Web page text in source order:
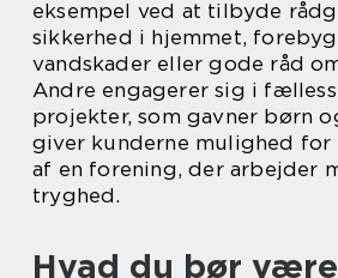
eksempel ved at tilbyde
sikkerhed i hjemmet,
vandskader eller gode råd
Andre engagerer sig i
projekter, som gavner børn
giver kunderne mulighed for
af en forening, der arbejder
tryghed.
Hvad du bør